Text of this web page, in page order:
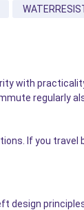
with
regularly
If you travel